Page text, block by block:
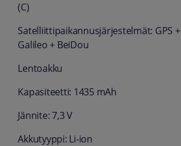
(C)
Satelliittipaikannusjärjestelmät: GPS +
Galileo + BeiDou
Lentoakku
Kapasiteetti: 1435 mAh
Jännite: 7,3 V
Akkutyyppi: Li-ion